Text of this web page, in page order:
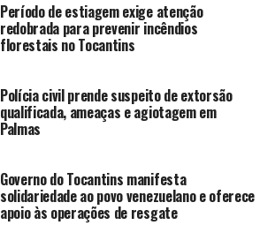
Período de estiagem exige atenção
redobrada para prevenir incêndios
florestais no Tocantins
Polícia civil prende suspeito de extorsão
qualificada, ameaças e agiotagem em
Palmas
Governo do Tocantins manifesta
solidariedade ao povo venezuelano e oferece
apoio às operações de resgate